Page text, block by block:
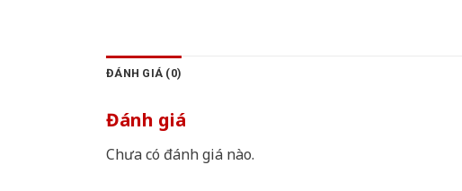
ĐÁNH GIÁ (0)
Đánh giá
Chưa có đánh giá nào.